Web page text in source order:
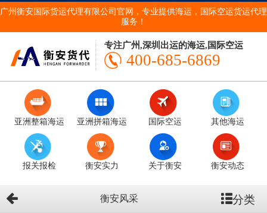
广州衡安国际货运代理有限公司官网，专业提供海运，国际空运货运代理
服务！
专注广州,深圳出运的海运,国际空运
400-685-6869
亚洲整箱海运 亚洲拼箱海运 国际空运 其他海运
报关报检 衡安实力 关于衡安 衡安动态
分类
衡安风采